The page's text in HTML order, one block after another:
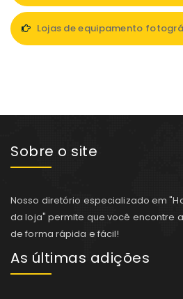
Lojas de equipamento
Sobre o site
Nosso diretório especializado em
da loja" permite que você encontre
de forma rápida e fácil!
As últimas adições